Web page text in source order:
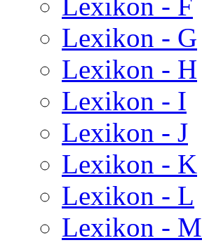
Lexikon - G
Lexikon - H
Lexikon - I
Lexikon - J
Lexikon - K
Lexikon - L
Lexikon - M